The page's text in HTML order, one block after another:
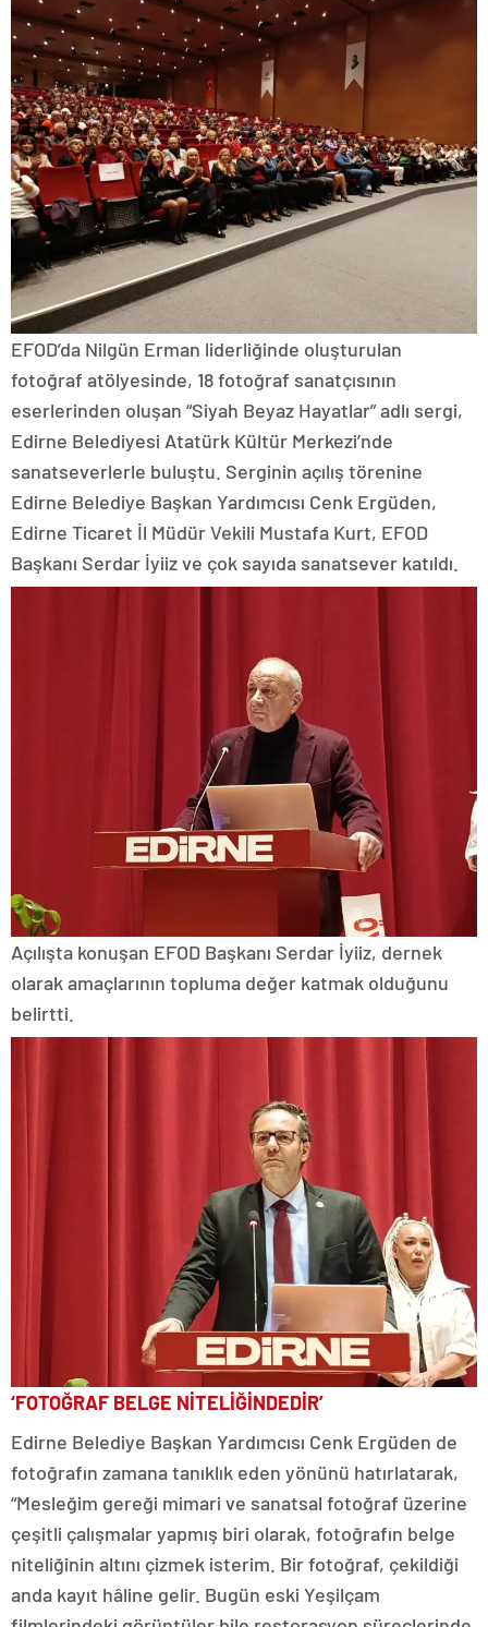
EFOD’da Nilgün Erman liderliğinde oluşturulan
fotoğraf atölyesinde, 18 fotoğraf sanatçısının
eserlerinden oluşan “Siyah Beyaz Hayatlar” adlı sergi,
Edirne Belediyesi Atatürk Kültür Merkezi’nde
sanatseverlerle buluştu. Serginin açılış törenine
Edirne Belediye Başkan Yardımcısı Cenk Ergüden,
Edirne Ticaret İl Müdür Vekili Mustafa Kurt, EFOD
Başkanı Serdar İyiiz ve çok sayıda sanatsever katıldı.
Açılışta konuşan EFOD Başkanı Serdar İyiiz, dernek
olarak amaçlarının topluma değer katmak olduğunu
belirtti.
‘FOTOĞRAF BELGE NİTELİĞİNDEDİR’
Edirne Belediye Başkan Yardımcısı Cenk Ergüden de
fotoğrafın zamana tanıklık eden yönünü hatırlatarak,
“Mesleğim gereği mimari ve sanatsal fotoğraf üzerine
çeşitli çalışmalar yapmış biri olarak, fotoğrafın belge
niteliğinin altını çizmek isterim. Bir fotoğraf, çekildiği
anda kayıt hâline gelir. Bugün eski Yeşilçam